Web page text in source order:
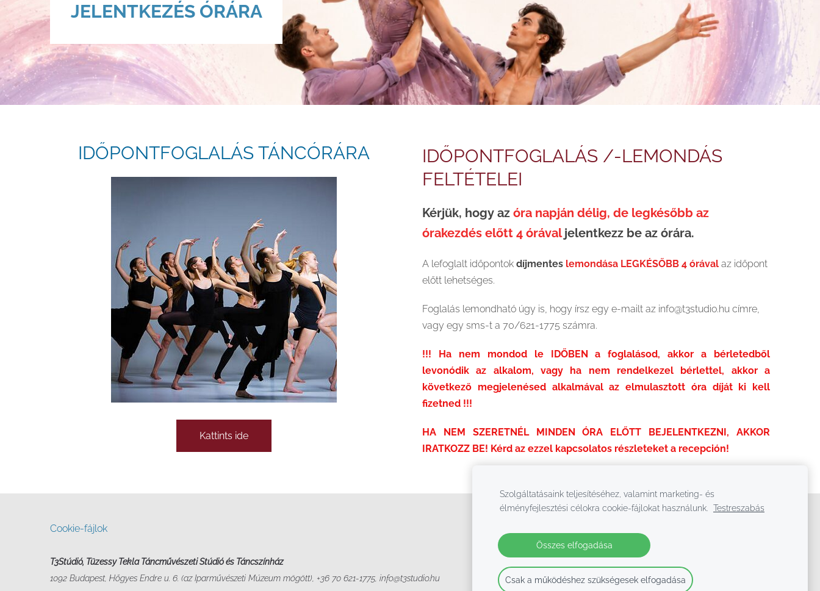
JELENTKEZÉS ÓRÁRA
IDŐPONTFOGLALÁS TÁNCÓRÁRA
Kattints ide
IDŐPONTFOGLALÁS /-LEMONDÁS
FELTÉTELEI
Kérjük, hogy az óra napján délig, de legkésőbb az
órakezdés előtt 4 órávaljelentkezz be az órára.
A lefoglalt időpontok díjmentes lemondása LEGKÉSŐBB 4 órával az időpont
előtt lehetséges.
Foglalás lemondható úgy is, hogy írsz egy e-mailt az info@t3studio.hu címre,
vagy egy sms-t a 70/621-1775 számra.
!!! Ha nem mondod le IDŐBEN a foglalásod, akkor a bérletedből
levonódik az alkalom, vagy ha nem rendelkezel bérlettel, akkor a
következő megjelenésed alkalmával az elmulasztott óra díját ki kell
fizetned !!!
HA NEM SZERETNÉL MINDEN ÓRA ELŐTT BEJELENTKEZNI, AKKOR
IRATKOZZ BE! Kérd az ezzel kapcsolatos részleteket a recepción!
Cookie-fájlok
T3Stúdió, Tüzessy Tekla Táncművészeti Stúdió és Táncszínház
1092 Budapest, Hőgyes Endre u. 6. (az Iparművészeti Múzeum mögött), +36 70 621-1775, info@t3studio.hu
Szolgáltatásaink teljesítéséhez, valamint marketing- és
élményfejlesztési célokra cookie-fájlokat használunk.
Testreszabás
Összes elfogadása
Csak a működéshez szükségesek elfogadása